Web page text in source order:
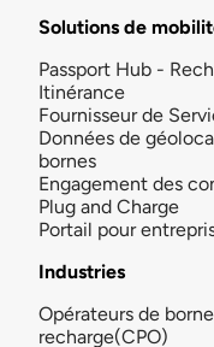
Solutions de
Passport Hub -
Itinérance
Fournisseur de
Données de
bornes
Engagement des
Plug and Charge
Portail pour
Industries
Opérateurs de
recharge(CPO)